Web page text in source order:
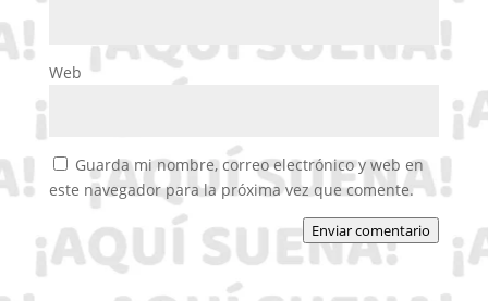
Web
Guarda mi nombre, correo electrónico y web en
este navegador para la próxima vez que comente.
Enviar comentario